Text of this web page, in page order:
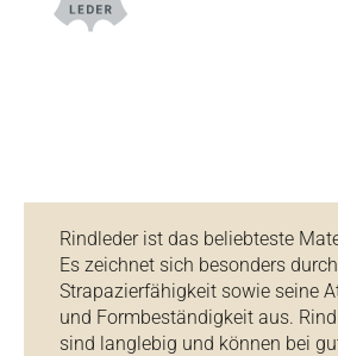
Rindleder ist das beliebteste
Es zeichnet sich besonders
Strapazierfähigkeit sowie seine
und Formbeständigkeit aus.
sind langlebig und können bei